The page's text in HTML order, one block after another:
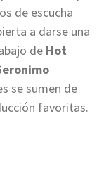
de escucha
a darse una
de Hot
se sumen de
favoritas.